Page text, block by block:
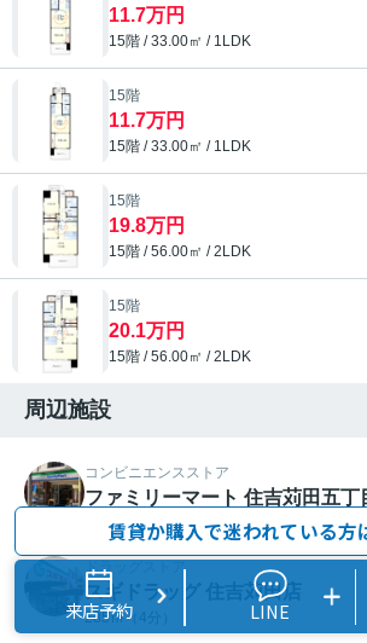
11.7万円
15階 / 33.00㎡ / 1LDK
15階
11.7万円
15階 / 33.00㎡ / 1LDK
15階
19.8万円
15階 / 56.00㎡ / 2LDK
15階
20.1万円
15階 / 56.00㎡ / 2LDK
周辺施設
コンビニエンスストア
ファミリーマート 住吉苅田五丁
262ｍ（4分）
ドラッグストア
スギドラッグ 住吉苅田店
285ｍ（4分）
賃貸か購入で迷われている方
来店予約 LINE